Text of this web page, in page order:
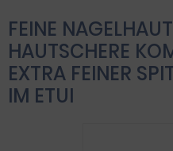
FEINE
HAUTSCHERE
EXTRA FEINER
IM ETUI